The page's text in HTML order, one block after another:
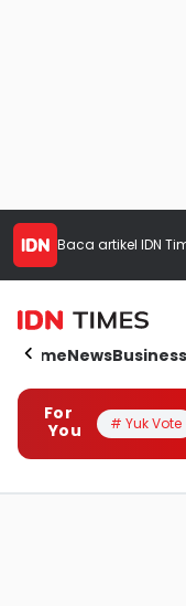
Baca artikel IDN
HomeNewsBusiness
For
You
# Yuk Vote